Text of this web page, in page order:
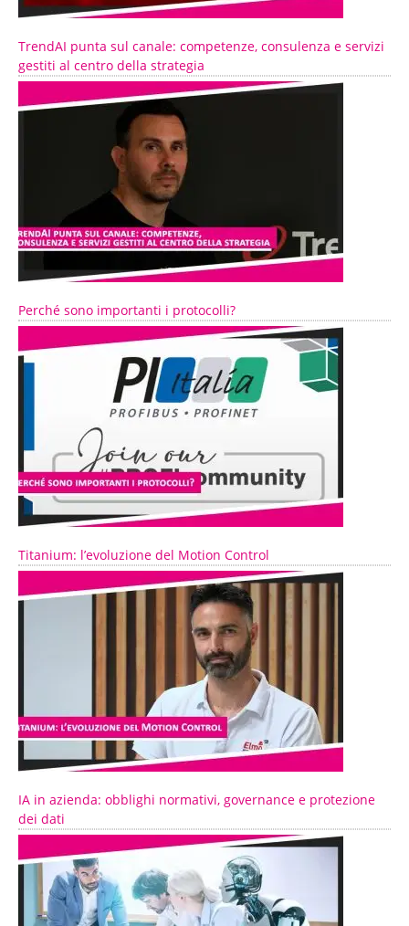
TrendAI punta sul canale: competenze, consulenza e servizi
gestiti al centro della strategia
Perché sono importanti i protocolli?
Titanium: l’evoluzione del Motion Control
IA in azienda: obblighi normativi, governance e protezione
dei dati